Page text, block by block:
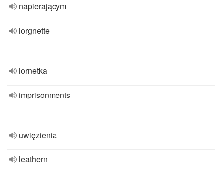
napierającym
lorgnette
lornetka
imprisonments
uwięzienia
leathern